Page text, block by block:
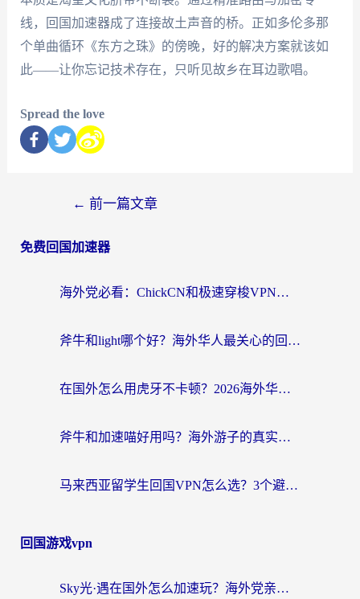
线，回国加速器成了连接故土声音的桥。正如多伦多那
个单曲循环《东方之珠》的傍晚，好的解决方案就该如
此——让你忘记技术存在，只听见故乡在耳边歌唱。
Spread the love
← 前一篇文章
免费回国加速器
海外党必看：ChickCN和极速穿梭VPN好用吗？3招教你选对回国加速器无缝刷国内资源
斧牛和light哪个好？海外华人最关心的回国加速器选择难题，一篇讲透
在国外怎么用虎牙不卡顿？2026海外华人亲测有效的回国加速器选择指南
斧牛和加速喵好用吗？海外游子的真实选择困境
马来西亚留学生回国VPN怎么选？3个避坑点+1款实测好用的加速器推荐
回国游戏vpn
Sky光·遇在国外怎么加速玩？海外党亲测有效的国服游戏加速指南